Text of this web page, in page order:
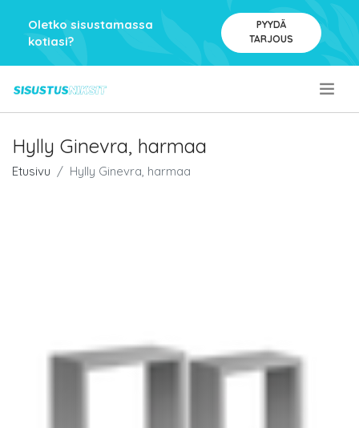
Oletko sisustamassa
kotiasi?
PYYDÄ
TARJOUS
Hylly Ginevra, harmaa
Etusivu Hylly Ginevra, harmaa